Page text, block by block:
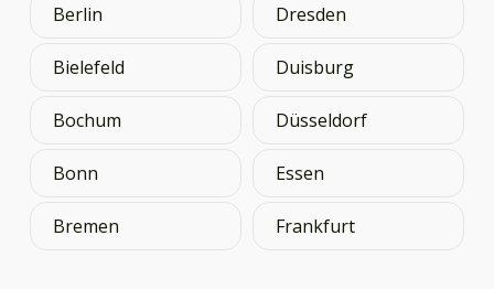
Berlin
Bielefeld
Bochum
Bonn
Bremen
Dresden
Duisburg
Düsseldorf
Essen
Frankfurt